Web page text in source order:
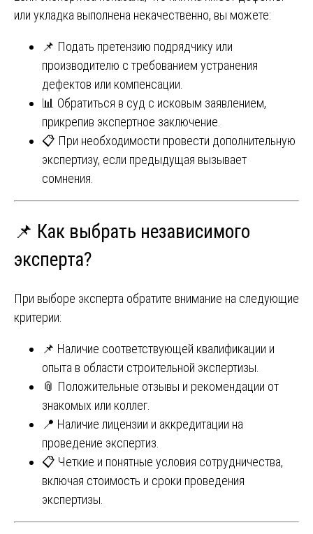
или укладка выполнена некачественно, вы можете:
📌 Подать претензию подрядчику или
производителю с требованием устранения
дефектов или компенсации.
📊 Обратиться в суд с исковым заявлением,
прикрепив экспертное заключение.
📋 При необходимости провести дополнительную
экспертизу, если предыдущая вызывает
сомнения.
📌 Как выбрать независимого
эксперта?
При выборе эксперта обратите внимание на следующие
критерии:
📌 Наличие соответствующей квалификации и
опыта в области строительной экспертизы.
📎 Положительные отзывы и рекомендации от
знакомых или коллег.
📍 Наличие лицензии и аккредитации на
проведение экспертиз.
📋 Четкие и понятные условия сотрудничества,
включая стоимость и сроки проведения
экспертизы.